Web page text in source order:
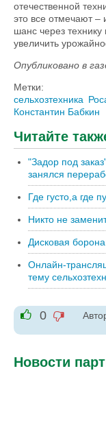
отечественной
это все отмечают –
шанс через технику
увеличить
Опубликовано в
Метки:
сельхозтехника
Константин Бабкин
Читайте
"Задор под
занялся
Где густо,а где
Никто не
Дисковая
Онлайн-
тему
0
Новости